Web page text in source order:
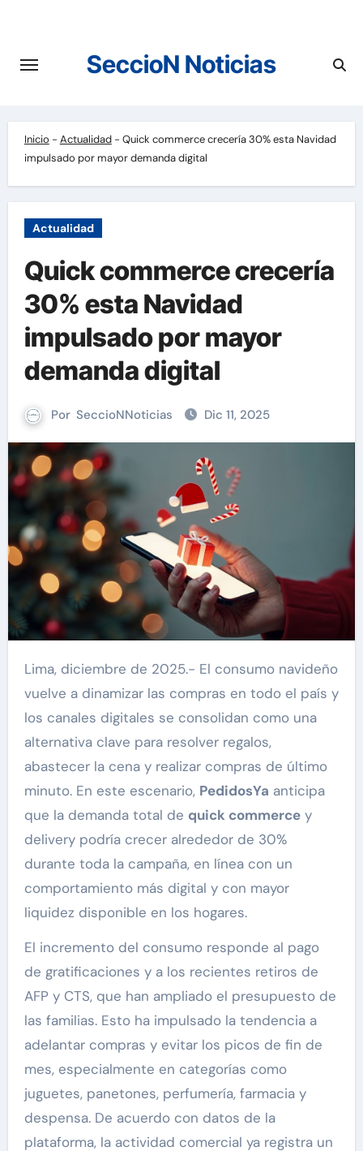
contenido
SeccioN Noticias
Inicio - Actualidad- Quick commerce crecería 30% esta Navidad
impulsado por mayor demanda digital
Actualidad
Quick commerce crecería
30% esta Navidad
impulsado por mayor
demanda digital
Por SeccioNNoticias Dic 11, 2025
Lima, diciembre de 2025.- El consumo navideño
vuelve a dinamizar las compras en todo el país y
los canales digitales se consolidan como una
alternativa clave para resolver regalos,
abastecer la cena y realizar compras de último
minuto. En este escenario, PedidosYa anticipa
que la demanda total de quick commercey
delivery podría crecer alrededor de 30%
durante toda la campaña, en línea con un
comportamiento más digital y con mayor
liquidez disponible en los hogares.
El incremento del consumo responde al pago
de gratificaciones y a los recientes retiros de
AFP y CTS, que han ampliado el presupuesto de
las familias. Esto ha impulsado la tendencia a
adelantar compras y evitar los picos de fin de
mes, especialmente en categorías como
juguetes, panetones, perfumería, farmacia y
despensa. De acuerdo con datos de la
plataforma, la actividad comercial ya registra un